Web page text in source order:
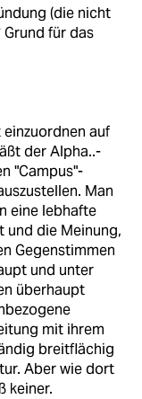
(die nicht
für das
auf
der Alpha..-
"Campus"-
Man
eine lebhafte
und die Meinung,
Gegenstimmen
und unter
überhaupt
mit ihrem
breitflächig
Aber wie dort
keiner.